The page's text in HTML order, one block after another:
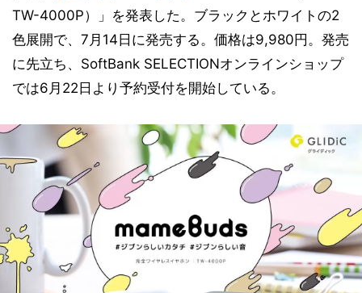
TW-4000P）」を発表した。ブラックとホワイトの2
色展開で、7月14日に発売する。価格は9,980円。発売
に先立ち、SoftBank SELECTIONオンラインショップ
では6月22日より予約受付を開始している。